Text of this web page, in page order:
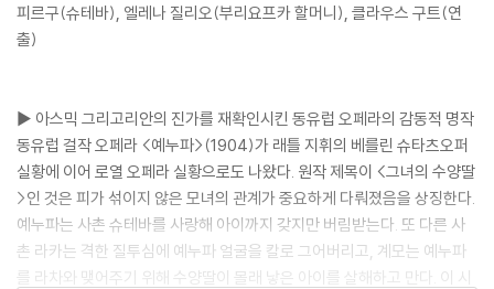
피르구(슈테바), 엘레나 질리오(부리요프카 할머니), 클라우스 구트(연
출)
▶ 아스믹 그리고리안의 진가를 재확인시킨 동유럽 오페라의 감동적 명작
동유럽 걸작 오페라 <예누파>(1904)가 래틀 지휘의 베를린 슈타츠오퍼
실황에 이어 로열 오페라 실황으로도 나왔다. 원작 제목이 <그녀의 수양딸
>인 것은 피가 섞이지 않은 모녀의 관계가 중요하게 다뤄졌음을 상징한다.
예누파는 사촌 슈테바를 사랑해 아이까지 갖지만 버림받는다. 또 다른 사
촌 라카는 격한 질투심에 예누파 얼굴을 칼로 그어버리고, 계모는 예누파
를 라차와 맺어주기 위해 수양딸이 몰래 낳은 아이를 살해하고 만다. 이 시